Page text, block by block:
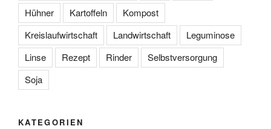
Hühner
Kartoffeln
Kompost
Kreislaufwirtschaft
Landwirtschaft
Leguminose
Linse
Rezept Rinder
Selbstversorgung
Soja
KATEGORIEN